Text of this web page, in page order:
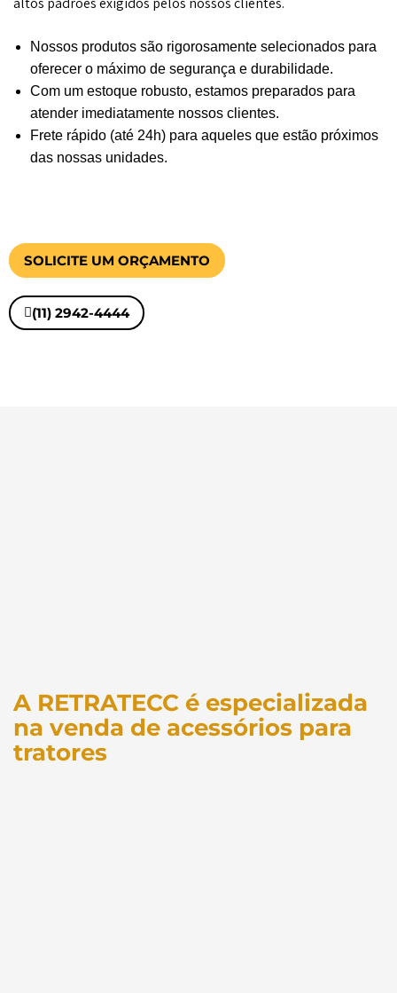
Nossos produtos são rigorosamente selecionados para
oferecer o máximo de segurança e durabilidade.
Com um estoque robusto, estamos preparados para
atender imediatamente nossos clientes.
Frete rápido (até 24h) para aqueles que estão próximos
das nossas unidades.
SOLICITE UM ORÇAMENTO
(11) 2942-4444
A RETRATECC é especializada
na venda de acessórios para
tratores